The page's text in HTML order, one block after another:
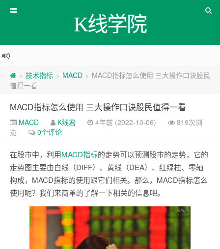
K线学院
> 技术指标 > MACD > MACD指标怎么使用 三大操作口诀股民
值得一看
MACD指标怎么使用 三大操作口诀股民值得一看
MACD K线君 4年前 (2022-10-06)
819次浏
览
0个评论
在股市中，利用MACD指标的走势可以预测股市的走势，它的
走势图主要由白线（DIFF）、黄线（DEA）、红绿柱、零轴
构成，MACD指标的使用跟它们相关。那么，MACD指标怎么
使用呢？我们来简单的了解一下相关的信息吧。